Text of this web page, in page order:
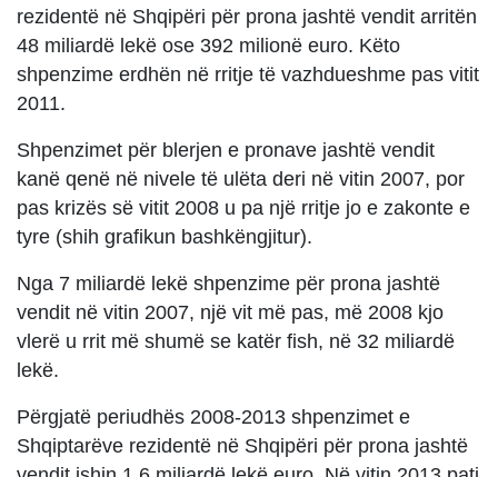
rezidentë në Shqipëri për prona jashtë vendit arritën
48 miliardë lekë ose 392 milionë euro. Këto
shpenzime erdhën në rritje të vazhdueshme pas vitit
2011.
Shpenzimet për blerjen e pronave jashtë vendit
kanë qenë në nivele të ulëta deri në vitin 2007, por
pas krizës së vitit 2008 u pa një rritje jo e zakonte e
tyre (shih grafikun bashkëngjitur).
Nga 7 miliardë lekë shpenzime për prona jashtë
vendit në vitin 2007, një vit më pas, më 2008 kjo
vlerë u rrit më shumë se katër fish, në 32 miliardë
lekë.
Përgjatë periudhës 2008-2013 shpenzimet e
Shqiptarëve rezidentë në Shqipëri për prona jashtë